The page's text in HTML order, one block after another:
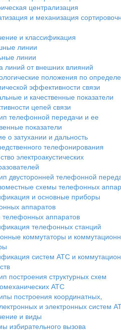
централизация
и механизация
и классификация
линии
линии
линий от внешних влияний
положения по
эффективности связи
и качественные показатели
цепей связи
телефонной передачи и ее
показатели
о затухании и дальность
телефонирования
электроакустических
двусторонней телефонной
схемы телефонных
и основные приборы
аппаратов
аппаратов
телефонных станций
коммутаторы и
систем АТС и
построения структурных схем
АТС
построения координатных,
и электронных систем
и виды
избирательного вызова